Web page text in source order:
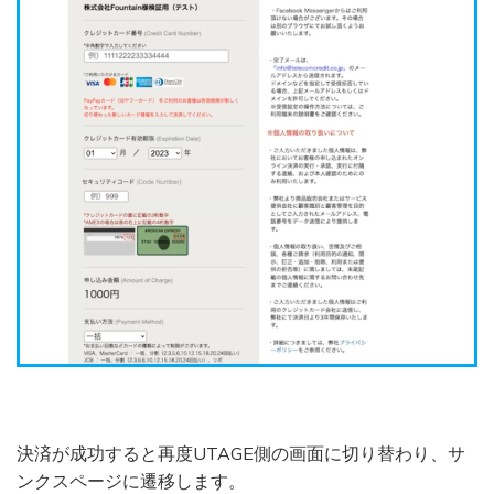
決済が成功すると再度UTAGE側の画面に切り替わり、サ
ンクスページに遷移します。